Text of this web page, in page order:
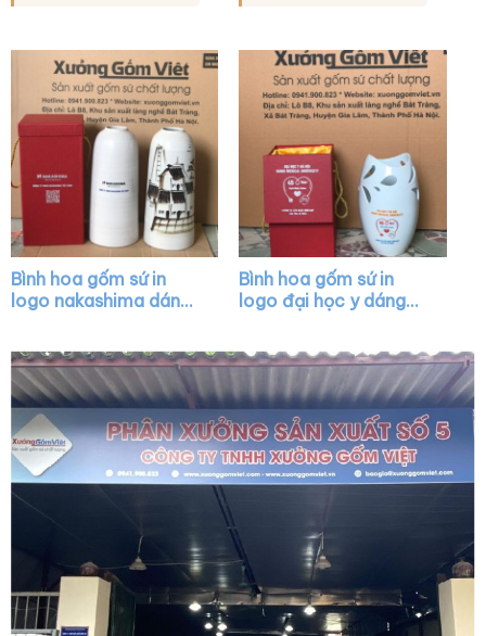
Bình hoa gốm sứ in
logo nakashima dáng
XG-LH17
Bình hoa gốm sứ in
logo đại học y dáng